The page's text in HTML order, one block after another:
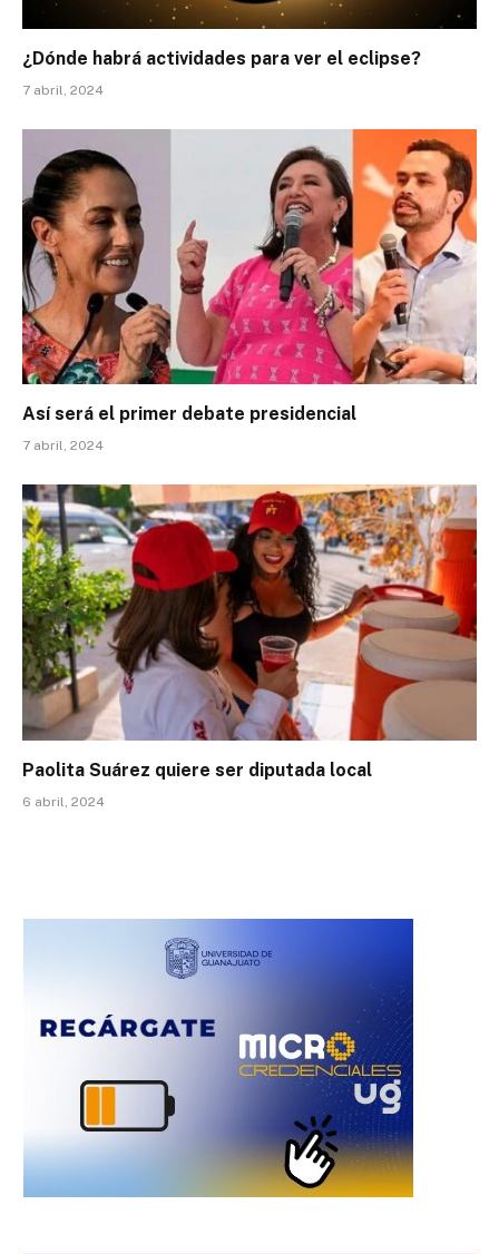
¿Dónde habrá actividades para ver el eclipse?
7 abril, 2024
Así será el primer debate presidencial
7 abril, 2024
Paolita Suárez quiere ser diputada local
6 abril, 2024